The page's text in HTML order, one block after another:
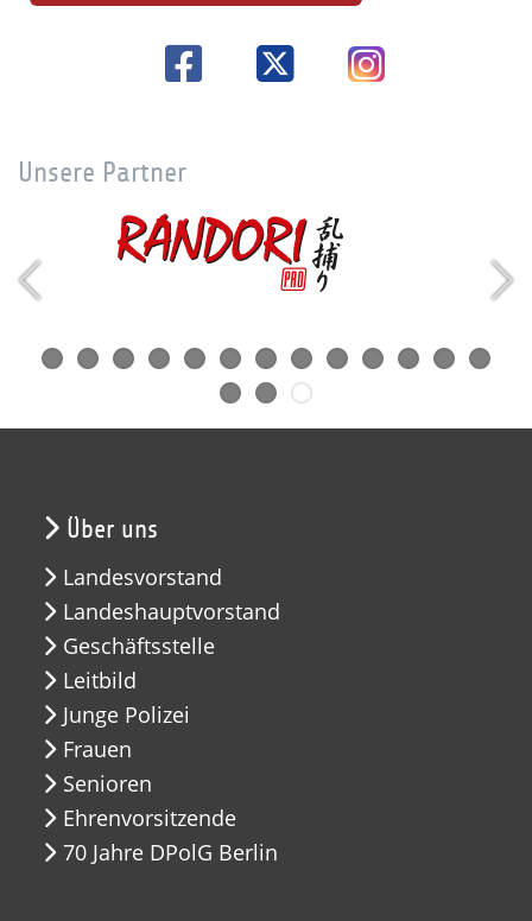
Unsere Partner
Über uns
Landesvorstand
Landeshauptvorstand
Geschäftsstelle
Leitbild
Junge Polizei
Frauen
Senioren
Ehrenvorsitzende
70 Jahre DPolG Berlin